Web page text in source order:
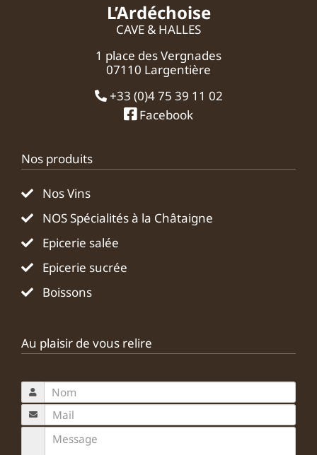
L’Ardéchoise
CAVE & HALLES
1 place des Vergnades
07110 Largentière
+33 (0)4 75 39 11 02
Facebook
Nos produits
Nos Vins
NOS Spécialités à la Châtaigne
Epicerie salée
Epicerie sucrée
Boissons
Au plaisir de vous relire